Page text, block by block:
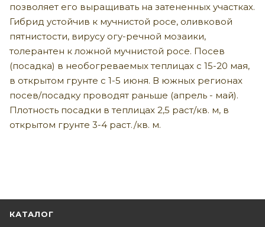
позволяет его выращивать на затененных участках.
Гибрид устойчив к мучнистой росе, оливковой
пятнистости, вирусу огу-речной мозаики,
толерантен к ложной мучнистой росе. Посев
(посадка) в необогреваемых теплицах с 15-20 мая,
в открытом грунте с 1-5 июня. В южных регионах
посев/посадку проводят раньше (апрель - май).
Плотность посадки в теплицах 2,5 раст/кв. м, в
открытом грунте 3-4 раст./кв. м.
КАТАЛОГ